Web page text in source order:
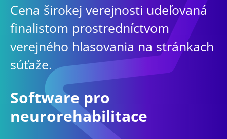
Cena širokej verejnosti udeľovaná
finalistom prostredníctvom
verejného hlasovania na stránkach
súťaže.
Software pro
neurorehabilitace